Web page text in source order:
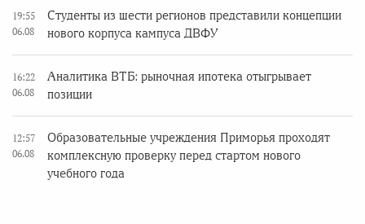
19:55
06.08
Студенты из шести регионов представили концепции
нового корпуса кампуса ДВФУ
16:22
06.08
Аналитика ВТБ: рыночная ипотека отыгрывает
позиции
12:57
06.08
Образовательные учреждения Приморья проходят
комплексную проверку перед стартом нового
учебного года